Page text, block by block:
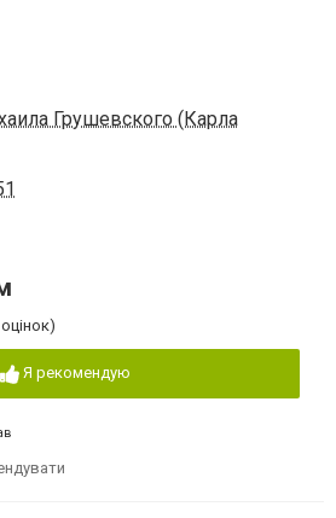
Грушевского (Карла
оцінок)
Я рекомендую